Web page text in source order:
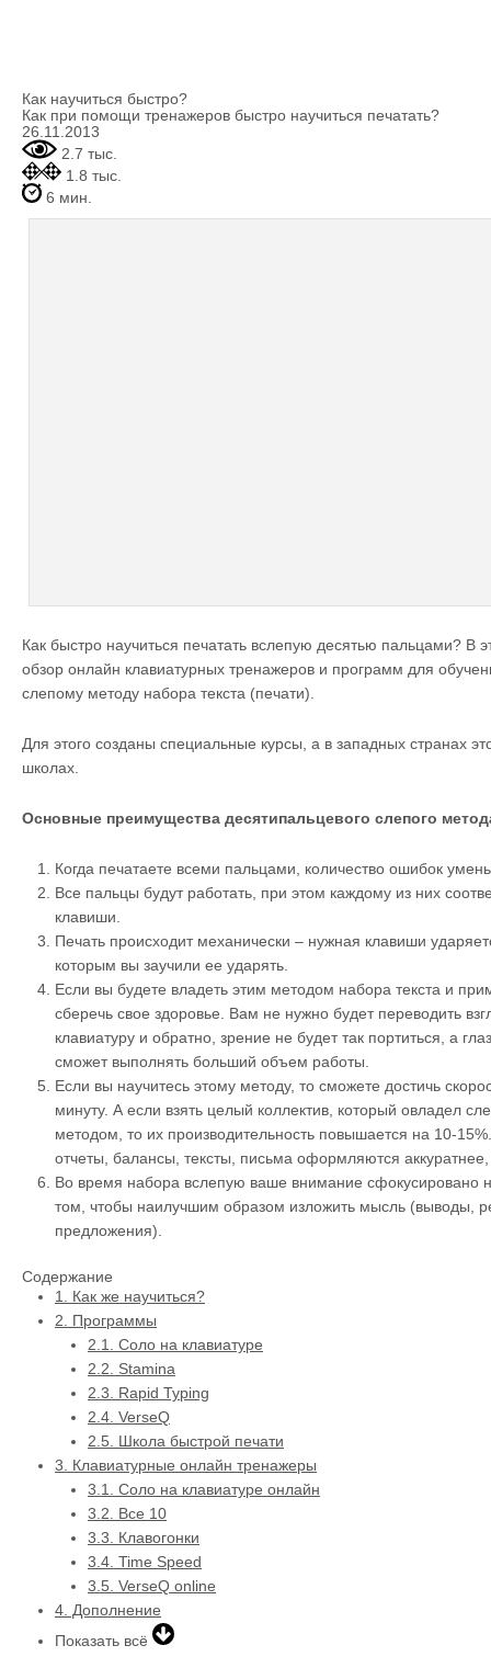
Как научиться быстро?
Как при помощи тренажеров быстро научиться печатать?
26.11.2013
2.7 тыс.
1.8 тыс.
6 мин.
Как быстро научиться печатать вслепую десятью пальцами? В
обзор онлайн клавиатурных тренажеров и программ для
слепому методу набора текста (печати).
Для этого созданы специальные курсы, а в западных странах
школах.
Основные преимущества десятипальцевого слепого
Когда печатаете всеми пальцами, количество ошибок
Все пальцы будут работать, при этом каждому из них
клавиши.
Печать происходит механически – нужная клавиши
которым вы заучили ее ударять.
Если вы будете владеть этим методом набора текста и
сберечь свое здоровье. Вам не нужно будет переводить
клавиатуру и обратно, зрение не будет так портиться, а
сможет выполнять больший объем работы.
Если вы научитесь этому методу, то сможете достичь
минуту. А если взять целый коллектив, который овладел
методом, то их производительность повышается на 10-
отчеты, балансы, тексты, письма оформляются
Во время набора вслепую ваше внимание сфокусировано
том, чтобы наилучшим образом изложить мысль (выводы,
предложения).
Содержание
1.
Как же научиться?
2.
Программы
2.1.
Соло на клавиатуре
2.2.
Stamina
2.3.
Rapid Typing
2.4. VerseQ
2.5.
Школа быстрой печати
3.
Клавиатурные онлайн тренажеры
3.1.
Соло на клавиатуре онлайн
3.2.
Все 10
3.3.
Клавогонки
3.4. Time Speed
3.5. VerseQ online
4. Дополнение
Показать всё